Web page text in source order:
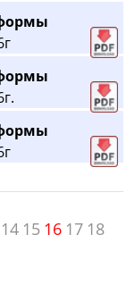
14 15 16 17 18